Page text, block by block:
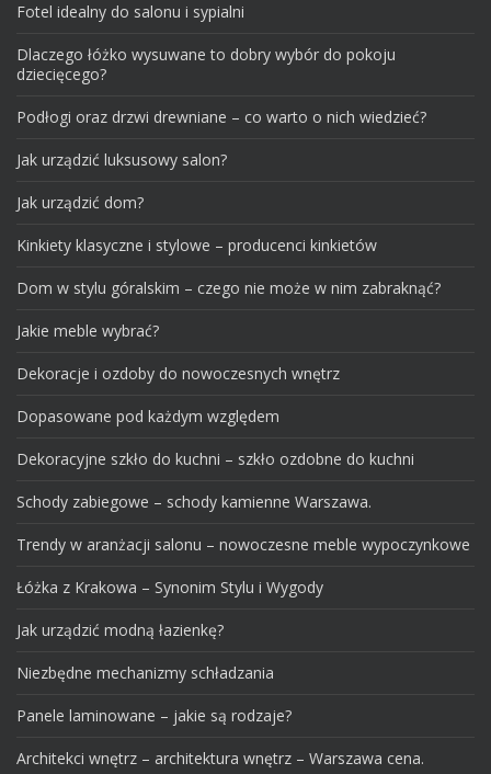
Fotel idealny do salonu i sypialni
Dlaczego łóżko wysuwane to dobry wybór do pokoju
dziecięcego?
Podłogi oraz drzwi drewniane – co warto o nich wiedzieć?
Jak urządzić luksusowy salon?
Jak urządzić dom?
Kinkiety klasyczne i stylowe – producenci kinkietów
Dom w stylu góralskim – czego nie może w nim zabraknąć?
Jakie meble wybrać?
Dekoracje i ozdoby do nowoczesnych wnętrz
Dopasowane pod każdym względem
Dekoracyjne szkło do kuchni – szkło ozdobne do kuchni
Schody zabiegowe – schody kamienne Warszawa.
Trendy w aranżacji salonu – nowoczesne meble wypoczynkowe
Łóżka z Krakowa – Synonim Stylu i Wygody
Jak urządzić modną łazienkę?
Niezbędne mechanizmy schładzania
Panele laminowane – jakie są rodzaje?
Architekci wnętrz – architektura wnętrz – Warszawa cena.